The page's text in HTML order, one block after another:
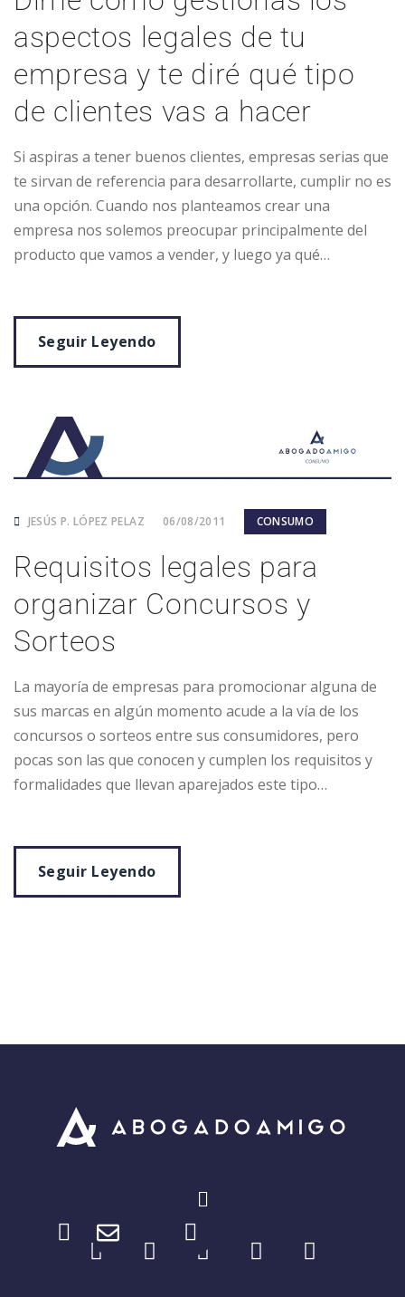
aspectos legales de tu
empresa y te diré qué tipo
de clientes vas a hacer
Si aspiras a tener buenos clientes, empresas serias que
te sirvan de referencia para desarrollarte, cumplir no es
una opción. Cuando nos planteamos crear una
empresa nos solemos preocupar principalmente del
producto que vamos a vender, y luego ya qué…
Seguir Leyendo
JESÚS P. LÓPEZ PELAZ 06/08/2011 CONSUMO
Requisitos legales para
organizar Concursos y
Sorteos
La mayoría de empresas para promocionar alguna de
sus marcas en algún momento acude a la vía de los
concursos o sorteos entre sus consumidores, pero
pocas son las que conocen y cumplen los requisitos y
formalidades que llevan aparejados este tipo…
Seguir Leyendo